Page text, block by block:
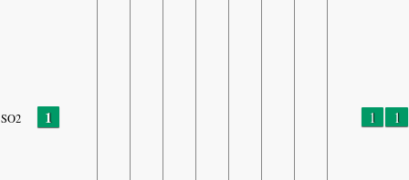
SO2 1 1 1